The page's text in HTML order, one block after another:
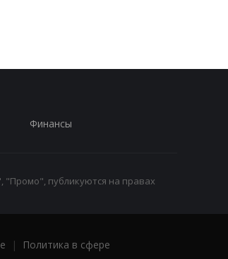
Финансы
публикуются на правах
|
Политика в сфере